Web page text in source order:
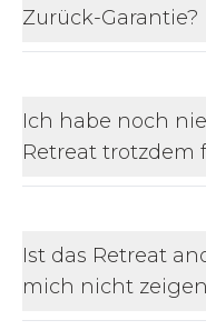
Zurück-Garantie?
Ich habe noch
Retreat trotzdem
Ist das Retreat
mich nicht zeigen